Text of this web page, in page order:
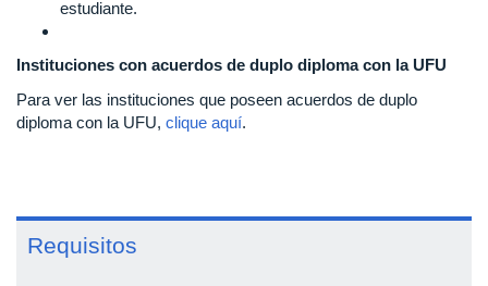
estudiante.
Instituciones con acuerdos de duplo diploma con la UFU
Para ver las instituciones que poseen acuerdos de duplo
diploma con la UFU, clique aquí.
Requisitos